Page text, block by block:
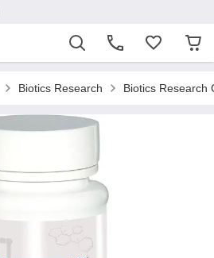
Biotics Research Biotics Research